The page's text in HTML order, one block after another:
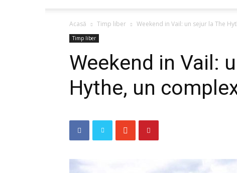
Acasă Timp liber Weekend in Vail: un sejur la The
Timp liber
Weekend in Vail:
Hythe, un